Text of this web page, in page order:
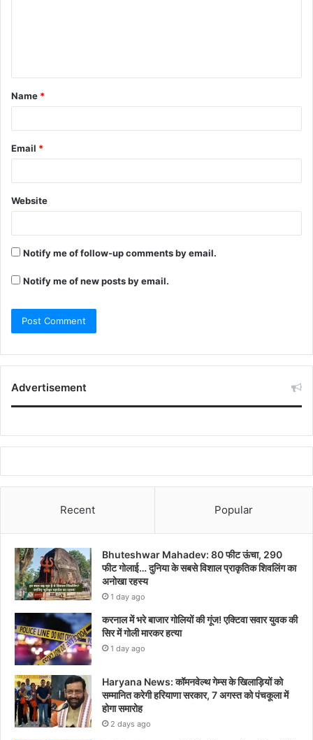
Name *
Email *
Website
Notify me of follow-up comments by email.
Notify me of new posts by email.
Advertisement
Recent Popular
Bhuteshwar Mahadev: 80 फीट ऊंचा, 290
फीट गोलाई… दुनिया के सबसे विशाल प्राकृतिक शिवलिंग का
अनोखा रहस्य
1 day ago
करनाल में भरे बाजार गोलियों की गूंज! एक्टिवा सवार युवक की
सिर में गोली मारकर हत्या
1 day ago
Haryana News: कॉमनवेल्थ गेम्स के खिलाड़ियों को
सम्मानित करेगी हरियाणा सरकार, 7 अगस्त को पंचकूला में
होगा समारोह
2 days ago